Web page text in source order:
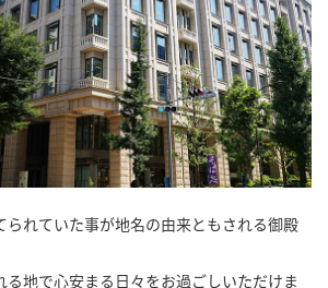
られていた事が地名の由来ともされる御殿
る地で心安まる日々をお過ごしいただけま